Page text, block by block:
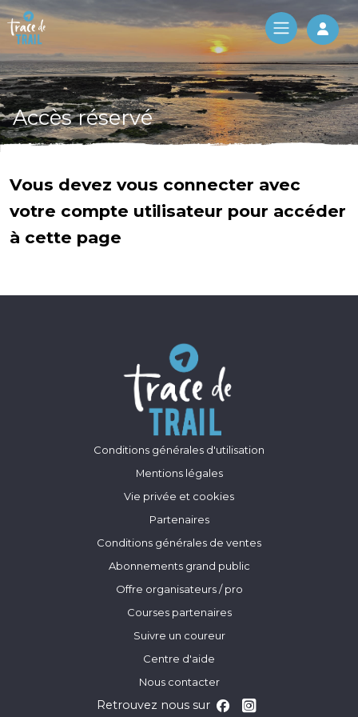
Log
Accès réservé
Vous devez vous connecter avec
votre compte utilisateur pour accéder
à cette page
Conditions générales d'utilisation
Mentions légales
Vie privée et cookies
Partenaires
Conditions générales de ventes
Abonnements grand public
Offre organisateurs / pro
Courses partenaires
Suivre un coureur
Centre d'aide
Nous contacter
Retrouvez nous sur